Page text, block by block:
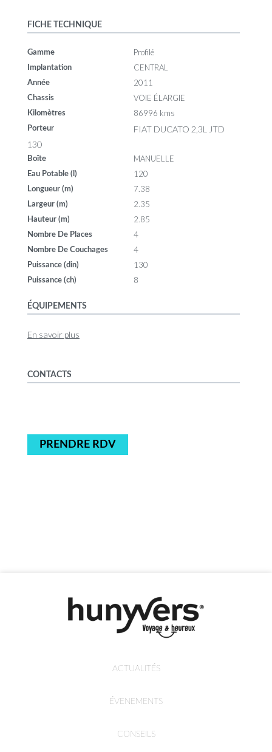
FICHE TECHNIQUE
Gamme Profilé
Implantation CENTRAL
Année 2011
Chassis VOIE ÉLARGIE
Kilomètres 86996 kms
Porteur
FIAT DUCATO 2,3L JTD
130
Boîte MANUELLE
Eau Potable (l) 120
Longueur (m) 7.38
Largeur (m) 2.35
Hauteur (m) 2.85
Nombre De Places 4
Nombre De Couchages 4
Puissance (din) 130
Puissance (ch) 8
ÉQUIPEMENTS
En savoir plus
CONTACTS
PRENDRE RDV
ACTUALITÉS
ÉVENEMENTS
CONSEILS